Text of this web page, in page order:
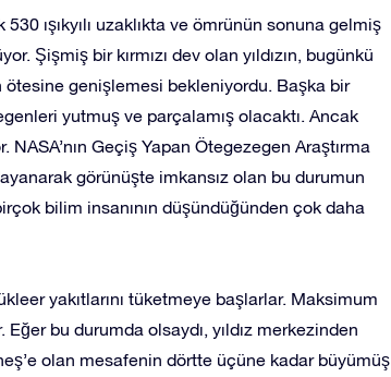
ışıkyılı uzaklıkta ve ömrünün sonuna gelmiş
Şişmiş bir kırmızı dev olan yıldızın, bugünkü
genişlemesi bekleniyordu. Başka bir
yutmuş ve parçalamış olacaktı. Ancak
Geçiş Yapan Ötegezegen Araştırma
görünüşte imkansız olan bu durumun
bilim insanının düşündüğünden çok daha
yakıtlarını tüketmeye başlarlar. Maksimum
bu durumda olsaydı, yıldız merkezinden
olan mesafenin dörtte üçüne kadar büyümüş